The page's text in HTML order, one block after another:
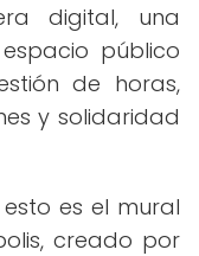
digital, una
público
de horas,
y solidaridad
es el mural
creado por